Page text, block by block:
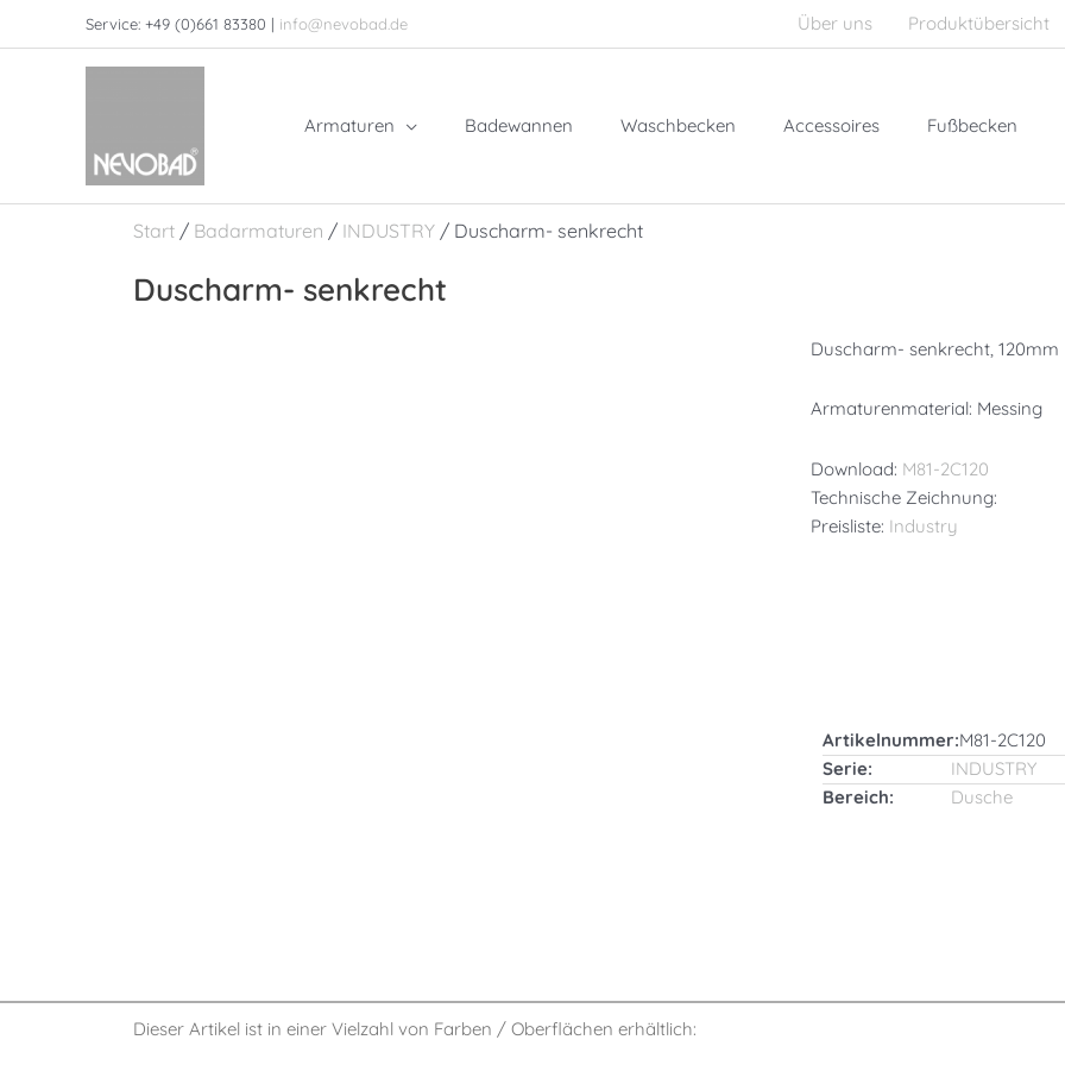
Service: +49 (0)661 83380 | info@nevobad.de Über uns Produktübersicht
Armaturen Badewannen Waschbecken Accessoires Fußbecken
Start / Badarmaturen / INDUSTRY / Duscharm- senkrecht
Duscharm- senkrecht
Duscharm- senkrecht, 120mm
Armaturenmaterial: Messing
Download: M81-2C120
Technische Zeichnung:
Preisliste: Industry
Artikelnummer:M81-2C120
Serie:
INDUSTRY
Bereich:
Dusche
Dieser Artikel ist in einer Vielzahl von Farben / Oberflächen erhältlich: